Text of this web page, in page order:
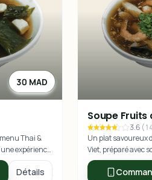
30 MAD
Thai &
expérience
Détails
Soupe Fruits
3.6 (
Un plat savoureux
Viet, préparé avec
culinaire